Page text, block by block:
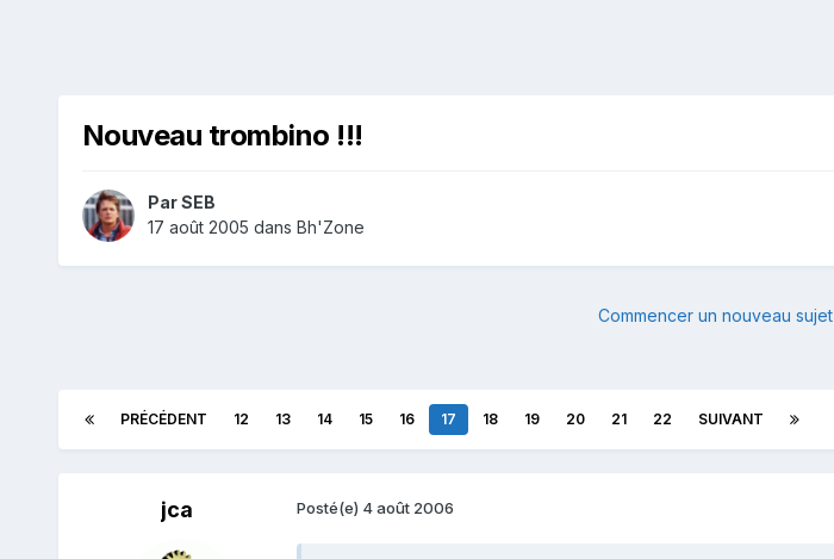
Nouveau trombino !!!
ParSEB
17 août 2005 dans Bh'Zone
Commencer un nouveau sujet
PRÉCÉDENT 12 13 14 15 16 17 18 19 20 21 22 SUIVANT
jca Posté(e) 4 août 2006